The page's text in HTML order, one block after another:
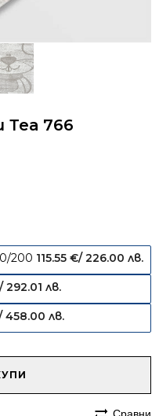
Теа 766
200 115.55 €/ 226.00 лв.
292.01 лв.
458.00 лв.